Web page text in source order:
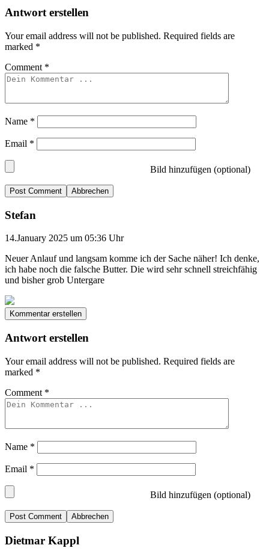
Antwort erstellen
Your email address will not be published. Required fields are
marked *
Comment *
Name *
Email *
Bild hinzufügen (optional)
Abbrechen
Stefan
14.January 2025 um 05:36 Uhr
Neuer Anlauf und langsam komme ich der Sache näher! Ich denke,
ich habe noch die falsche Butter. Die wird sehr schnell streichfähig
und bisher grob Untergare
Kommentar erstellen
Antwort erstellen
Your email address will not be published. Required fields are
marked *
Comment *
Name *
Email *
Bild hinzufügen (optional)
Abbrechen
Dietmar Kappl